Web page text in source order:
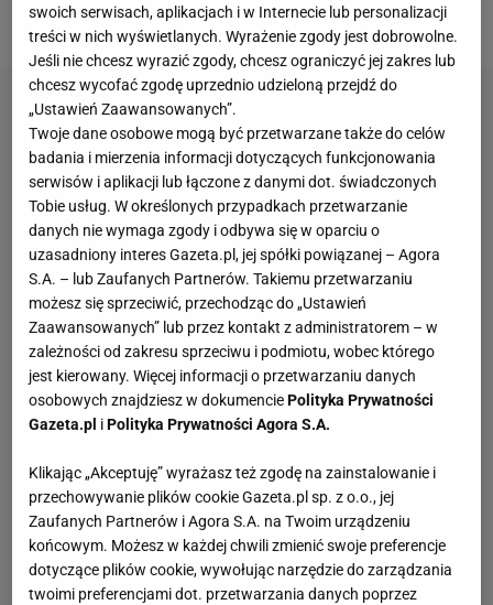
środowymmeczuw Mediolanie.
swoich serwisach, aplikacjach i w Internecie lub personalizacji
treści w nich wyświetlanych. Wyrażenie zgody jest dobrowolne.
Jeśli nie chcesz wyrazić zgody, chcesz ograniczyć jej zakres lub
chcesz wycofać zgodę uprzednio udzieloną przejdź do
„Ustawień Zaawansowanych”.
Twoje dane osobowe mogą być przetwarzane także do celów
badania i mierzenia informacji dotyczących funkcjonowania
serwisów i aplikacji lub łączone z danymi dot. świadczonych
Tobie usług. W określonych przypadkach przetwarzanie
danych nie wymaga zgody i odbywa się w oparciu o
uzasadniony interes Gazeta.pl, jej spółki powiązanej – Agora
S.A. – lub Zaufanych Partnerów. Takiemu przetwarzaniu
możesz się sprzeciwić, przechodząc do „Ustawień
Zaawansowanych” lub przez kontakt z administratorem – w
zależności od zakresu sprzeciwu i podmiotu, wobec którego
jest kierowany. Więcej informacji o przetwarzaniu danych
osobowych znajdziesz w dokumenciePolityka Prywatności
Gazeta.pl iPolityka Prywatności Agora S.A.
Klikając „Akceptuję” wyrażasz też zgodę na zainstalowanie i
przechowywanie plików cookie Gazeta.pl sp. z o.o., jej
Zaufanych Partnerów i Agora S.A. na Twoim urządzeniu
końcowym. Możesz w każdej chwili zmienić swoje preferencje
dotyczące plików cookie, wywołując narzędzie do zarządzania
twoimi preferencjami dot. przetwarzania danych poprzez